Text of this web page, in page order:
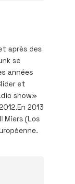
après des
se
années
et
show»
2013
Miers (Los